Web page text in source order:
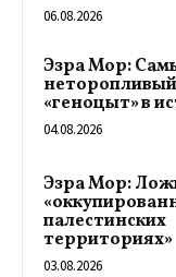
06.08.2026
Эзра Мор:
неторопливый
«геноцыт» в
04.08.2026
Эзра Мор:
палестинских
территориях»
03.08.2026